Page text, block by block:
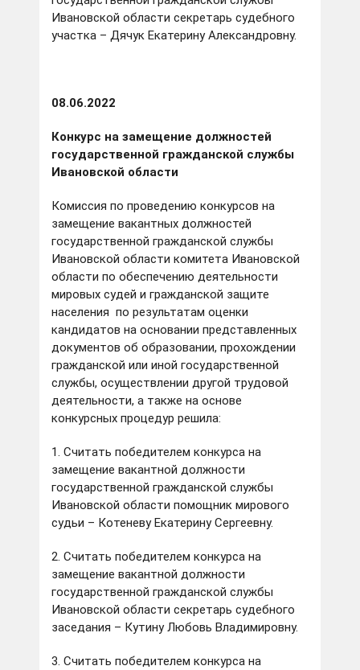
Ивановской области секретарь судебного
участка – Дячук Екатерину Александровну.
08.06.2022
Конкурс на замещение должностей
государственной гражданской службы
Ивановской области
Комиссия по проведению конкурсов на
замещение вакантных должностей
государственной гражданской службы
Ивановской области комитета Ивановской
области по обеспечению деятельности
мировых судей и гражданской защите
населения по результатам оценки
кандидатов на основании представленных
документов об образовании, прохождении
гражданской или иной государственной
службы, осуществлении другой трудовой
деятельности, а также на основе
конкурсных процедур решила:
1. Считать победителем конкурса на
замещение вакантной должности
государственной гражданской службы
Ивановской области помощник мирового
судьи – Котеневу Екатерину Сергеевну.
2. Считать победителем конкурса на
замещение вакантной должности
государственной гражданской службы
Ивановской области секретарь судебного
заседания – Кутину Любовь Владимировну.
3. Считать победителем конкурса на